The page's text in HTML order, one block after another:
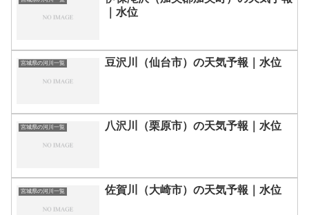
｜水位
宮城県の河川一覧 豆沢川（仙台市）の天気予報｜水位
宮城県の河川一覧 八沢川（栗原市）の天気予報｜水位
宮城県の河川一覧 佐賀川（大崎市）の天気予報｜水位